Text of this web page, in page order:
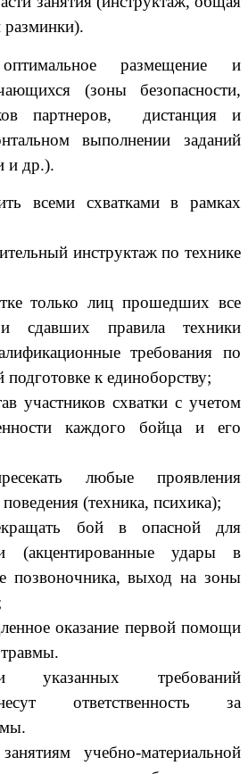
разминки).
размещение и
(зоны безопасности,
партнеров, дистанция и
выполнении заданий
и др.).
всеми схватками в рамках
инструктаж по технике
только лиц прошедших все
сдавших правила техники
требования по
подготовке к единоборству;
участников схватки с учетом
каждого бойца и его
любые проявления
(техника, психика);
бой в опасной для
(акцентированные удары в
позвоночника, выход на зоны
оказание первой помощи
указанных требований
ответственность за
учебно-материальной